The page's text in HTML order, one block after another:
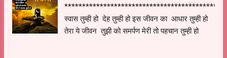
स्वास तुम्ही हो देह तुम्ही हो इस जीवन का आधार तुम्ही हो
तेरा ये जीवन तुझी को समर्पण मेरी तो पहचान तुम्ही हो